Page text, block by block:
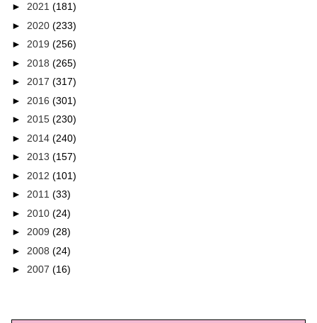
► 2021 (181)
► 2020 (233)
► 2019 (256)
► 2018 (265)
► 2017 (317)
► 2016 (301)
► 2015 (230)
► 2014 (240)
► 2013 (157)
► 2012 (101)
► 2011 (33)
► 2010 (24)
► 2009 (28)
► 2008 (24)
► 2007 (16)